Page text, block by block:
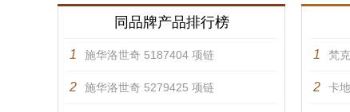
同品牌产品排行榜
1 施华洛世奇 5187404 项链
2 施华洛世奇 5279425 项链
1 梵
2 卡